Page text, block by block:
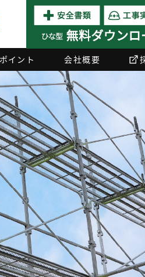
イント 会社概要